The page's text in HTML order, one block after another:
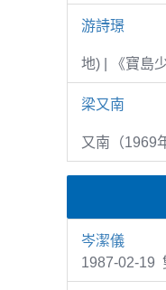
游詩璟
地) | 《寶島
梁又南
又南（1969
岑潔儀
1987-02-19